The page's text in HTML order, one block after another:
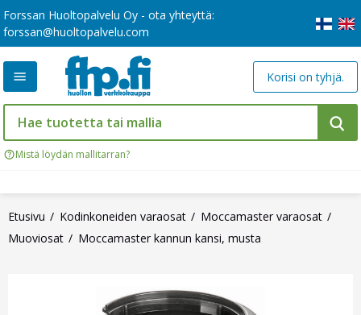
Forssan Huoltopalvelu Oy - ota yhteyttä:
forssan@huoltopalvelu.com
Mistä löydän mallitarran?
Korisi on tyhjä.
Etusivu Kodinkoneiden varaosat
Moccamaster varaosat
Muoviosat
Moccamaster kannun kansi, musta